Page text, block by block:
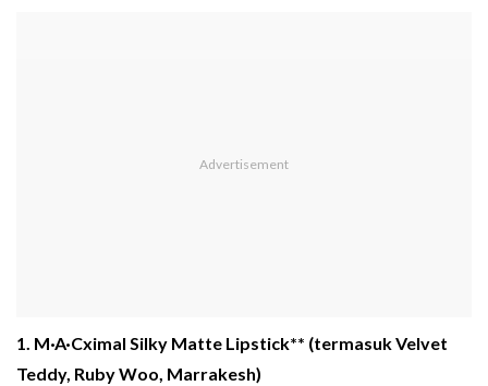
1. M·A·Cximal Silky Matte Lipstick** (termasuk Velvet
Teddy, Ruby Woo, Marrakesh)